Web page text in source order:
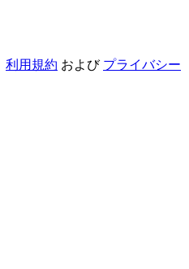
利用規約 および プライバシー